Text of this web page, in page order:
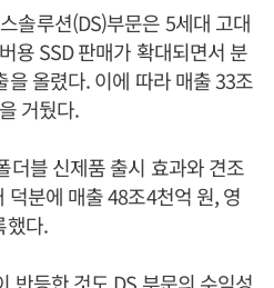
솔루션(DS)부문은 5세대 고대
용 SSD 판매가 확대되면서 분
올렸다. 이에 따라 매출 33조
거뒀다.
더블 신제품 출시 효과와 견조
분에 매출 48조4천억 원, 영
했다.